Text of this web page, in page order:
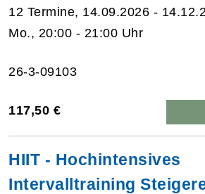
12 Termine, 14.09.2026 -
Mo., 20:00 - 21:00 Uhr
26-3-09103
117,50 €
HIIT - Hochintensives
Intervalltraining